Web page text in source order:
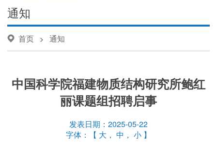
通知
首页 > 通知
中国科学院福建物质结构研究所鲍红
丽课题组招聘启事
发表日期：2025-05-22
字体：【 大 ， 中 ， 小 】